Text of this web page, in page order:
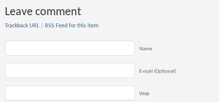
Leave comment
Trackback URL RSS Feed for this item
Name
E-mail (Optional)
Web